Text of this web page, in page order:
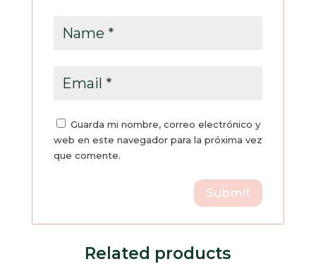
Guarda mi nombre, correo electrónico y
web en este navegador para la próxima vez
que comente.
Related products